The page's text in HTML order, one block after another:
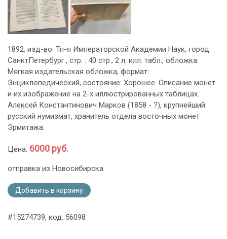
1892, изд-во: Тп-я Императорской Академии Наук, город:
СанктПетербург., стр. : 40 стр., 2 л. илл. табл., обложка:
Мягкая издательская обложка, формат:
Энциклопедический, состояние: Хорошее. Описание монет
и их изображение на 2-х иллюстрированных таблицах.
Алексей Константинович Марков (1858 - ?), крупнейший
русский нумизмат, хранитель отдела восточных монет
Эрмитажа.
Цена: 6000 руб.
отправка из Новосибирска
Добавить в корзину
#15274739, код: 56098